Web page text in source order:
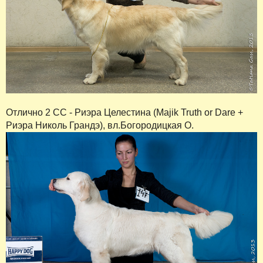
Отлично 2 СС - Риэра Целестина (Majik Truth or Dare +
Риэра Николь Грандэ), вл.Богородицкая О.